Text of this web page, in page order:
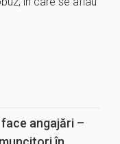
angajări –